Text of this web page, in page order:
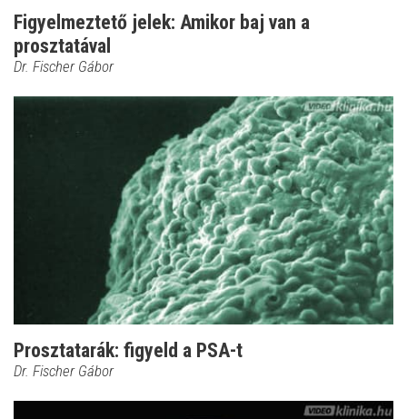
Figyelmeztető jelek: Amikor baj van a
prosztatával
Dr. Fischer Gábor
Prosztatarák: figyeld a PSA-t
Dr. Fischer Gábor